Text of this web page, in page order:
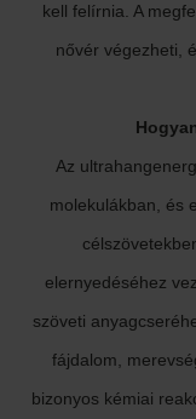
kell felírnia. A
nővér végezheti,
Az
molekulákban, és
elernyedéséhez
szöveti
fájdalom,
bizonyos kémiai